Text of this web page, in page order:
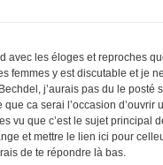
avec les éloges et reproches
femmes y est discutable et je
j’aurais pas du le posté
ca serai l’occasion d’ouvrir
vu que c’est le sujet principal
et mettre le lien ici pour
de te répondre là bas.